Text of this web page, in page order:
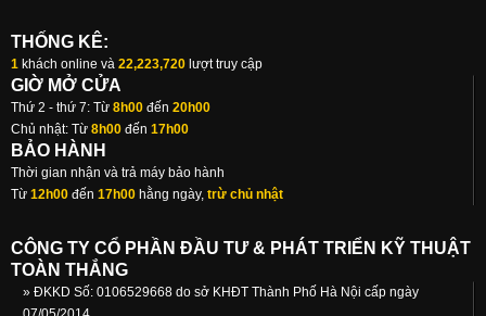
THỐNG KÊ:
1 khách online và 22,223,720 lượt truy cập
GIỜ MỞ CỬA
Thứ 2 - thứ 7: Từ 8h00 đến 20h00
Chủ nhật: Từ 8h00 đến 17h00
BẢO HÀNH
Thời gian nhận và trả máy bảo hành
Từ 12h00 đến 17h00 hằng ngày, trừ chủ nhật
CÔNG TY CỔ PHẦN ĐẦU TƯ & PHÁT TRIỂN KỸ THUẬT
TOÀN THẮNG
» ĐKKD Số: 0106529668 do sở KHĐT Thành Phố Hà Nội cấp ngày